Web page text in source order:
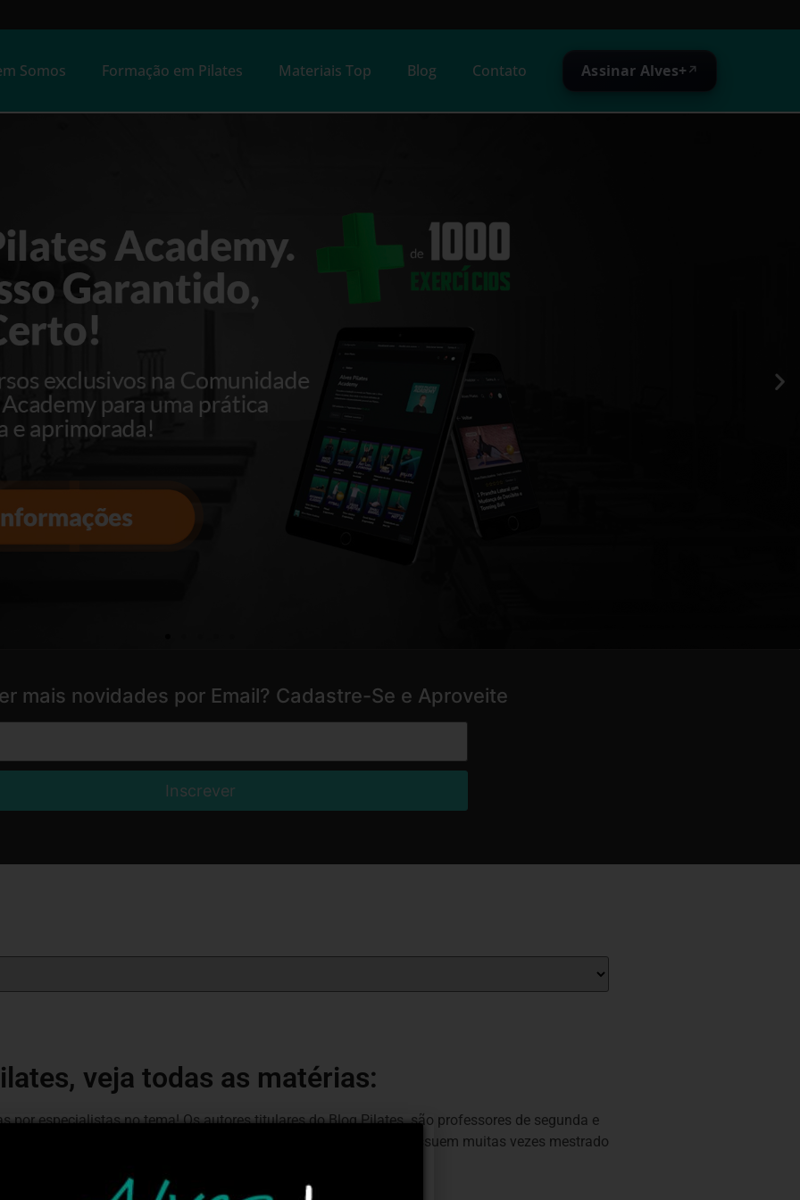
Somos Formação em Pilates Materiais Top Blog Contato Assinar Alves+ ↗
mais novidades por Email? Cadastre-Se e Aproveite
veja todas as matérias:
por especialistas no tema! Os autores titulares do Blog Pilates são professores de segunda e
convidados são professores conhecidos no meio e que possuem muitas vezes mestrado